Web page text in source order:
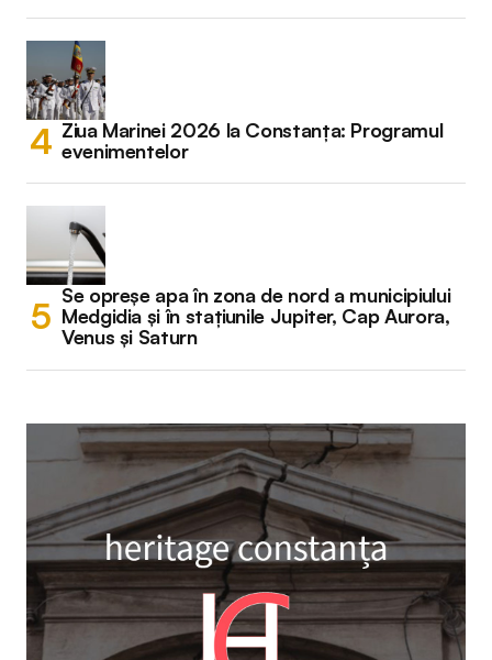
Ziua Marinei 2026 la Constanța: Programul
evenimentelor
Se opreșe apa în zona de nord a municipiului
Medgidia și în stațiunile Jupiter, Cap Aurora,
Venus și Saturn